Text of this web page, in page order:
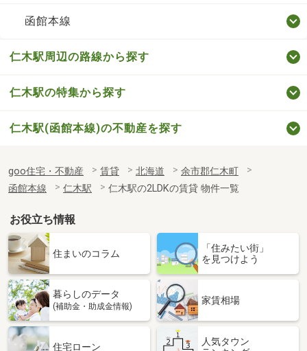
函館本線
仁木駅周辺の路線から探す
仁木駅の特集から探す
仁木駅(函館本線)の不動産を探す
goo住宅・不動産 賃貸 北海道
余市郡仁木町
函館本線
仁木駅 仁木駅の2LDKの賃貸 物件一覧
お役立ち情報
住まいのコラム
「住みたい街」
を見つけよう
暮らしのデータ
(補助金・助成金情報)
家賃相場
住宅ローン
人気タウン